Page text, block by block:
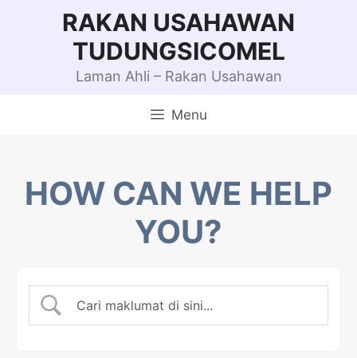
RAKAN USAHAWAN
TUDUNGSICOMEL
Laman Ahli – Rakan Usahawan
Menu
HOW CAN WE HELP
YOU?